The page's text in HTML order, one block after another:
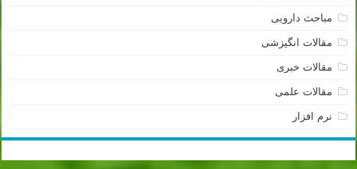
مباحث دارویی
مقالات انگیزشی
مقالات خبری
مقالات علمی
نرم افزار